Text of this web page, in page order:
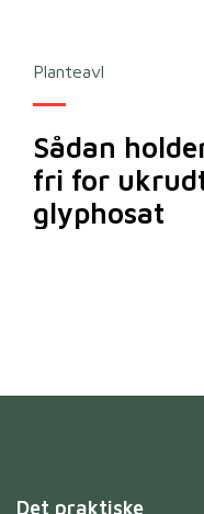
Planteavl
Sådan
fri for
glyphosat
Det praktiske